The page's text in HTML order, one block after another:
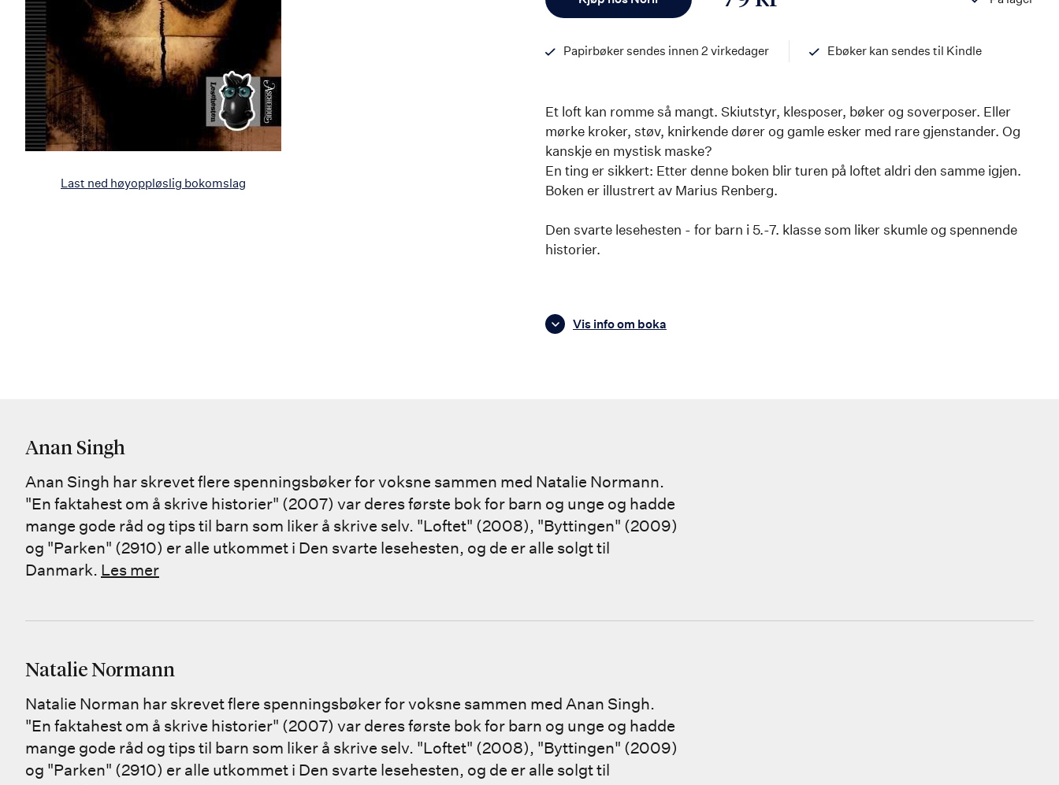
Last ned høyoppløslig bokomslag
Papirbøker sendes innen 2 virkedager
Ebøker kan sendes til Kindle
Et loft kan romme så mangt. Skiutstyr, klesposer, bøker og soverposer. Eller
mørke kroker, støv, knirkende dører og gamle esker med rare gjenstander. Og
kanskje en mystisk maske?
En ting er sikkert: Etter denne boken blir turen på loftet aldri den samme igjen.
Boken er illustrert av Marius Renberg.
Den svarte lesehesten - for barn i 5.-7. klasse som liker skumle og spennende
historier.
Vis info om boka
Anan Singh
Anan Singh har skrevet flere spenningsbøker for voksne sammen med Natalie Normann.
"En faktahest om å skrive historier" (2007) var deres første bok for barn og unge og hadde
mange gode råd og tips til barn som liker å skrive selv. "Loftet" (2008), "Byttingen" (2009)
og "Parken" (2910) er alle utkommet i Den svarte lesehesten, og de er alle solgt til
Danmark. Les mer
Natalie Normann
Natalie Norman har skrevet flere spenningsbøker for voksne sammen med Anan Singh.
"En faktahest om å skrive historier" (2007) var deres første bok for barn og unge og hadde
mange gode råd og tips til barn som liker å skrive selv. "Loftet" (2008), "Byttingen" (2009)
og "Parken" (2910) er alle utkommet i Den svarte lesehesten, og de er alle solgt til